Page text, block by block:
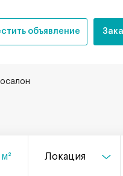
объявление
м² Локация